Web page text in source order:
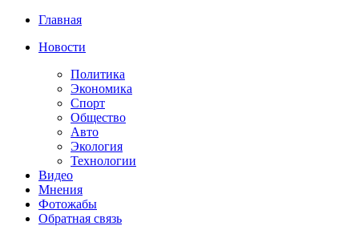
Главная
Новости
Политика
Экономика
Спорт
Общество
Авто
Экология
Технологии
Видео
Мнения
Фотожабы
Обратная связь